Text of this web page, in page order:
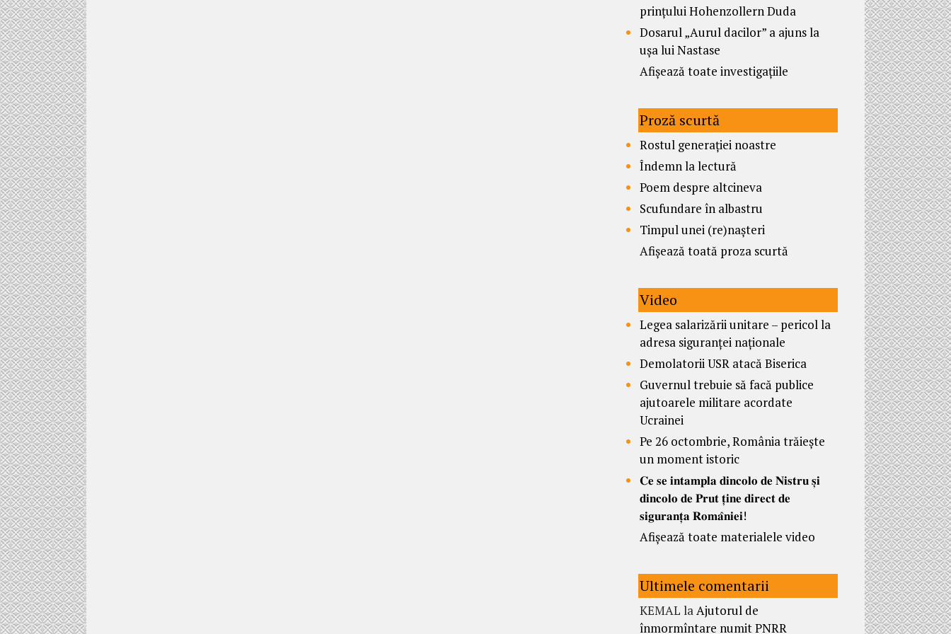
prințului Hohenzollern Duda
Dosarul „Aurul dacilor” a ajuns la
ușa lui Nastase
Afișează toate investigațiile
Proză scurtă
Rostul generației noastre
Îndemn la lectură
Poem despre altcineva
Scufundare în albastru
Timpul unei (re)nașteri
Afișează toată proza scurtă
Video
Legea salarizării unitare – pericol la
adresa siguranței naționale
Demolatorii USR atacă Biserica
Guvernul trebuie să facă publice
ajutoarele militare acordate
Ucrainei
Pe 26 octombrie, România trăiește
un moment istoric
𝐂𝐞 𝐬𝐞 𝐢𝐧𝐭𝐚𝐦𝐩𝐥𝐚 𝐝𝐢𝐧𝐜𝐨𝐥𝐨 𝐝𝐞 𝐍𝐢𝐬𝐭𝐫𝐮 𝐬̦𝐢
𝐝𝐢𝐧𝐜𝐨𝐥𝐨 𝐝𝐞 𝐏𝐫𝐮𝐭 𝐭̦𝐢𝐧𝐞 𝐝𝐢𝐫𝐞𝐜𝐭 𝐝𝐞
𝐬𝐢𝐠𝐮𝐫𝐚𝐧𝐭̦𝐚 𝐑𝐨𝐦𝐚̂𝐧𝐢𝐞𝐢!
Afișează toate materialele video
Ultimele comentarii
KEMAL laAjutorul de
înmormîntare numit PNRR